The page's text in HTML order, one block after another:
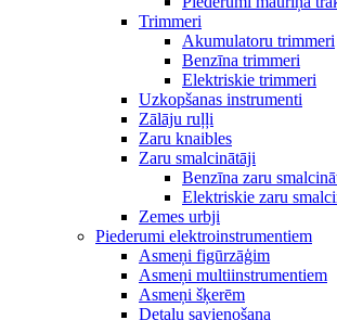
Trimmeri
Akumulatoru trimmeri
Benzīna trimmeri
Elektriskie trimmeri
Uzkopšanas instrumenti
Zālāju ruļļi
Zaru knaibles
Zaru smalcinātāji
Benzīna zaru
Elektriskie zaru
Zemes urbji
Piederumi elektroinstrumentiem
Asmeņi figūrzāģim
Asmeņi multiinstrumentiem
Asmeņi šķerēm
Detaļu savienošana